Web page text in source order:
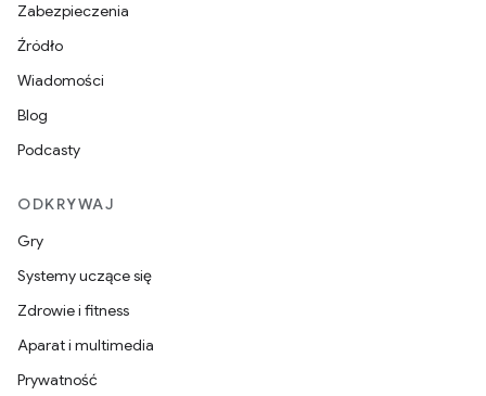
Zabezpieczenia
Źródło
Wiadomości
Blog
Podcasty
ODKRYWAJ
Gry
Systemy uczące się
Zdrowie i fitness
Aparat i multimedia
Prywatność